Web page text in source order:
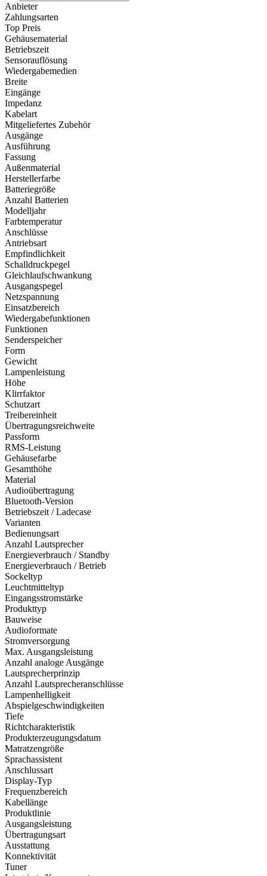
Anbieter
Zahlungsarten
Top Preis
Gehäusematerial
Betriebszeit
Sensorauflösung
Wiedergabemedien
Breite
Eingänge
Impedanz
Kabelart
Mitgeliefertes Zubehör
Ausgänge
Ausführung
Fassung
Außenmaterial
Herstellerfarbe
Batteriegröße
Anzahl Batterien
Modelljahr
Farbtemperatur
Anschlüsse
Antriebsart
Empfindlichkeit
Schalldruckpegel
Gleichlaufschwankung
Ausgangspegel
Netzspannung
Einsatzbereich
Wiedergabefunktionen
Funktionen
Senderspeicher
Form
Gewicht
Lampenleistung
Höhe
Klirrfaktor
Schutzart
Treibereinheit
Übertragungsreichweite
Passform
RMS-Leistung
Gehäusefarbe
Gesamthöhe
Material
Audioübertragung
Bluetooth-Version
Betriebszeit / Ladecase
Varianten
Bedienungsart
Anzahl Lautsprecher
Energieverbrauch / Standby
Energieverbrauch / Betrieb
Sockeltyp
Leuchtmitteltyp
Eingangsstromstärke
Produkttyp
Bauweise
Audioformate
Stromversorgung
Max. Ausgangsleistung
Anzahl analoge Ausgänge
Lautsprecherprinzip
Anzahl Lautsprecheranschlüsse
Lampenhelligkeit
Abspielgeschwindigkeiten
Tiefe
Richtcharakteristik
Produkterzeugungsdatum
Matratzengröße
Sprachassistent
Anschlussart
Display-Typ
Frequenzbereich
Kabellänge
Produktlinie
Ausgangsleistung
Übertragungsart
Ausstattung
Konnektivität
Tuner